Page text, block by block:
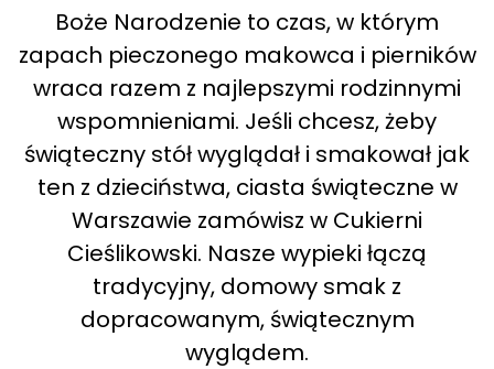
Boże Narodzenie to czas, w którym
zapach pieczonego makowca i pierników
wraca razem z najlepszymi rodzinnymi
wspomnieniami. Jeśli chcesz, żeby
świąteczny stół wyglądał i smakował jak
ten z dzieciństwa, ciasta świąteczne w
Warszawie zamówisz w Cukierni
Cieślikowski. Nasze wypieki łączą
tradycyjny, domowy smak z
dopracowanym, świątecznym
wyglądem.